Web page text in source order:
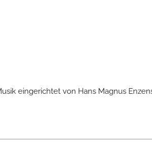
eingerichtet von Hans Magnus